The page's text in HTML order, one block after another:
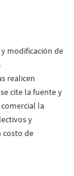
modificación de
realicen
cite la fuente y
la
y
costo de